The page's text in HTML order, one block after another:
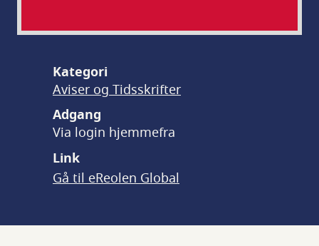
Kategori
Aviser og Tidsskrifter
Adgang
Via login hjemmefra
Gå til eReolen Global